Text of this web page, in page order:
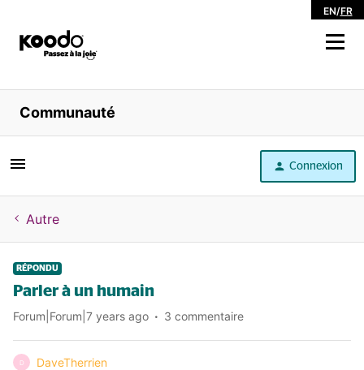
EN/FR
Magasiner
Libre service
Aide
Communauté
Connexion
Autre
RÉPONDU
Parler à un humain
Forum|Forum|7 years ago 3 commentaire
D DaveTherrien